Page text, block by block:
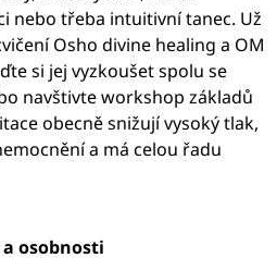
nebo třeba intuitivní tanec. Už
Osho divine healing a OM
si jej vyzkoušet spolu se
navštivte workshop základů
obecně snižují vysoký tlak,
a má celou řadu
osobnosti